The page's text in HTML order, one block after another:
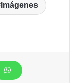
Imágenes